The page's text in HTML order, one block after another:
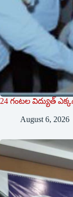
24 గంటల విద్యుత్
August 6, 2026